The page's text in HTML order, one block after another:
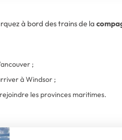
à bord des trains de la
;
à Windsor ;
les provinces maritimes.